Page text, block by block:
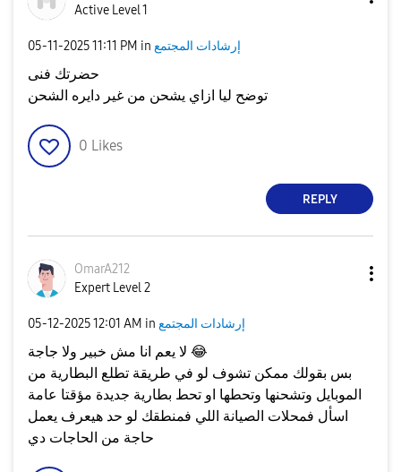
Active Level 1
‎05-11-202511:11 PM in إرشادات المجتمع
حضرتك فنى
توضح ليا ازاي يشحن من غير دايره الشحن
0 Likes
REPLY
OmarA212
Expert Level 2
‎05-12-202512:01 AM in إرشادات المجتمع
😂
بس بقولك ممكن تشوف لو في طريقة تطلع البطارية من
الموبايل وتشحنها وتحطها او تحط بطارية جديدة مؤقتا عامة
اسأل فمحلات الصيانة اللي فمنطقك لو حد هيعرف يعمل
حاجة من الحاجات دي